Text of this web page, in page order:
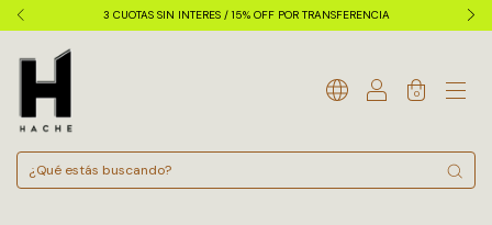
3 CUOTAS SIN INTERES / 15% OFF POR TRANSFERENCIA
0